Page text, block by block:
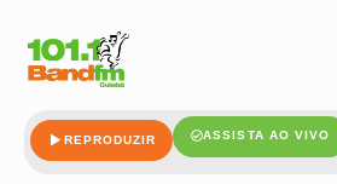
REPRODUZIR ASSISTA AO VIVO